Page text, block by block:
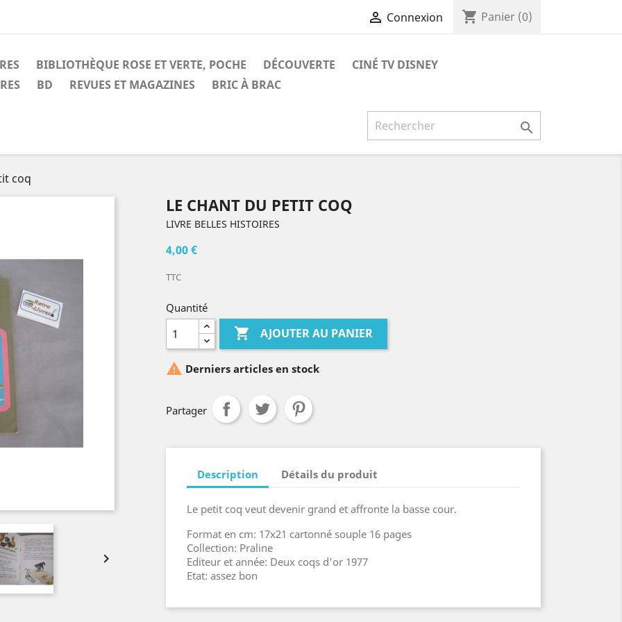
 Connexion shopping_cart Panier (0)
BIBLIOTHÈQUE ROSE ET VERTE, POCHE DÉCOUVERTE
CINÉ TV DISNEY
BD REVUES ET MAGAZINES BRIC À BRAC

coq

LE CHANT DU PETIT COQ
LIVRE BELLES HISTOIRES
4,00 €
TTC
Quantité
 AJOUTER AU PANIER
 Derniers articles en stock
Partager
Description Détails du produit
Le petit coq veut devenir grand et affronte la basse cour.
Format en cm: 17x21 cartonné souple 16 pages
Collection: Praline
Editeur et année: Deux coqs d'or 1977
Etat: assez bon